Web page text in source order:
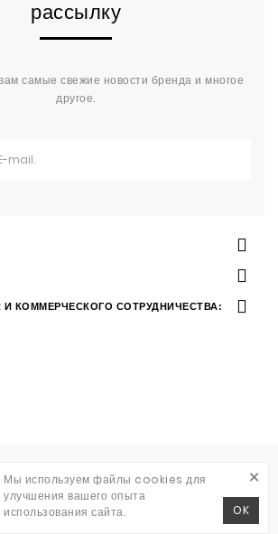
рассылку
самые свежие новости бренда и многое
другое.
КОММЕРЧЕСКОГО СОТРУДНИЧЕСТВА:
РазработкаWAVE AGENCY
RITO © 2026
Мы используем файлы cookies для
улучшения вашего опыта
использования сайта.
OK
×